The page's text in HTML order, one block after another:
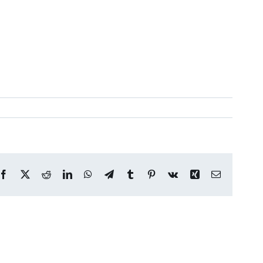
Facebook
X RedditLinkedInWhatsApp
TelegramTumblr Pinterest
Vk Xing Correo